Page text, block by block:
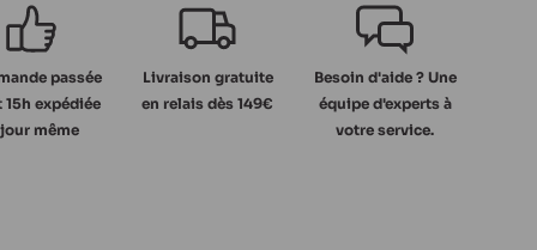
passée
15h expédiée
même
Livraison gratuite
en relais dès 149€
Besoin d'aide ? Une
équipe d'experts à
votre service.